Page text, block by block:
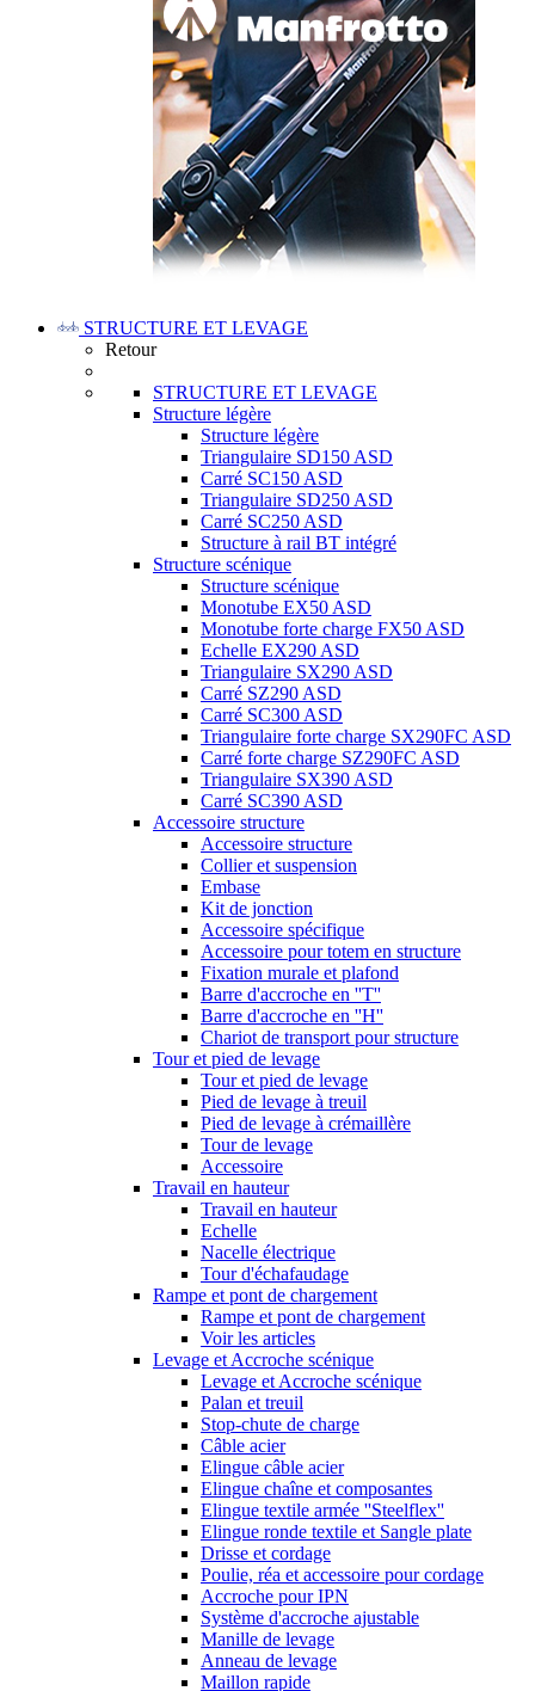
STRUCTURE ET LEVAGE
Retour
STRUCTURE ET LEVAGE
Structure légère
Structure légère
Triangulaire SD150 ASD
Carré SC150 ASD
Triangulaire SD250 ASD
Carré SC250 ASD
Structure à rail BT intégré
Structure scénique
Structure scénique
Monotube EX50 ASD
Monotube forte charge FX50 ASD
Echelle EX290 ASD
Triangulaire SX290 ASD
Carré SZ290 ASD
Carré SC300 ASD
Triangulaire forte charge SX290FC ASD
Carré forte charge SZ290FC ASD
Triangulaire SX390 ASD
Carré SC390 ASD
Accessoire structure
Accessoire structure
Collier et suspension
Embase
Kit de jonction
Accessoire spécifique
Accessoire pour totem en structure
Fixation murale et plafond
Barre d'accroche en ''T''
Barre d'accroche en ''H''
Chariot de transport pour structure
Tour et pied de levage
Tour et pied de levage
Pied de levage à treuil
Pied de levage à crémaillère
Tour de levage
Accessoire
Travail en hauteur
Travail en hauteur
Echelle
Nacelle électrique
Tour d'échafaudage
Rampe et pont de chargement
Rampe et pont de chargement
Voir les articles
Levage et Accroche scénique
Levage et Accroche scénique
Palan et treuil
Stop-chute de charge
Câble acier
Elingue câble acier
Elingue chaîne et composantes
Elingue textile armée ''Steelflex''
Elingue ronde textile et Sangle plate
Drisse et cordage
Poulie, réa et accessoire pour cordage
Accroche pour IPN
Système d'accroche ajustable
Manille de levage
Anneau de levage
Maillon rapide